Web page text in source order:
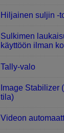
Hiljainen suljin
Sulkimen
käyttöön ilman
Tally-valo
Image Stabilizer
tila)
Videon